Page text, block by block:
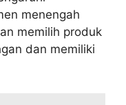
menengah
memilih produk
dan memiliki